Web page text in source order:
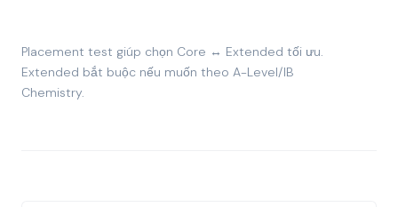
Placement test giúp chọn Core ↔ Extended tối ưu.
Extended bắt buộc nếu muốn theo A-Level/IB
Chemistry.